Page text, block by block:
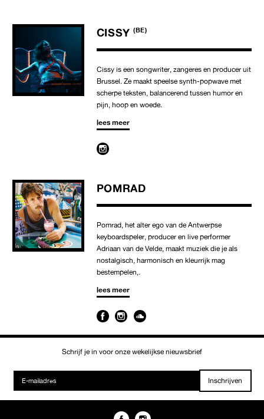
CISSY (BE)
Cissy is een songwriter, zangeres en producer uit
Brussel. Ze maakt speelse synth-popwave met
scherpe teksten, balancerend tussen humor en
pijn, hoop en woede.
lees meer
POMRAD
Pomrad, het alter ego van de Antwerpse
keyboardspeler, producer en live performer
Adriaan van de Velde, maakt muziek die je als
nostalgisch, harmonisch en kleurrijk mag
bestempelen,.
lees meer
Schrijf je in voor onze wekelijkse nieuwsbrief
Inschrijven